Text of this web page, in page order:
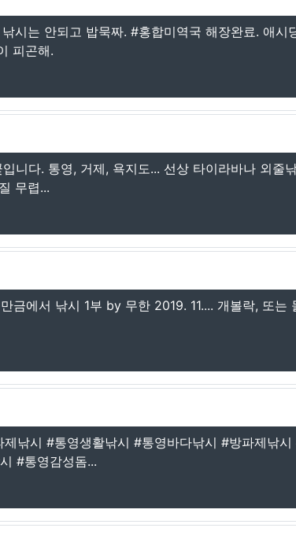
시는 안되고 밥묵짜. #홍합미역국 해장완료. 애시
피곤해.
니다. 통영, 거제, 욕지도... 선상 타이라바나 외줄
무렵...
금에서 낚시 1부 by 무한 2019. 11.... 개볼락, 또는
낚시 #통영생활낚시 #통영바다낚시 #방파제낚
#통영감성돔...